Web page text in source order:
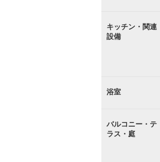
キッチン・関連
設備
浴室
バルコニー・テ
ラス・庭